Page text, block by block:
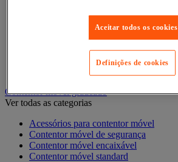
Carro para caixas
Carro para carga comprida e volumosa
Carros com espaldar fixo e taipal
Carros de preparação de encomendas
Reboque industrial
Contentor móvel gradeado
Ver todas as categorias
Acessórios para contentor móvel
Contentor móvel de segurança
Contentor móvel encaixável
Contentor móvel standard
Aceitar todos os cookies
Definições de cookies